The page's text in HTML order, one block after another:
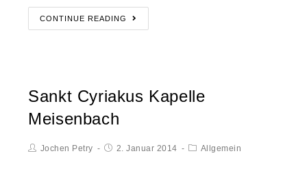
CONTINUE READING
Sankt Cyriakus Kapelle
Meisenbach
Jochen Petry 2. Januar 2014 Allgemein